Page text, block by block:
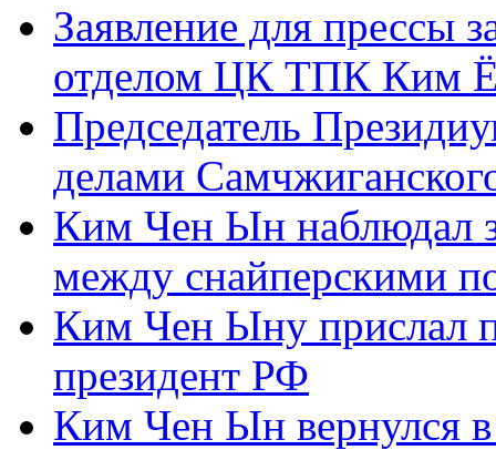
Заявление для прессы
отделом ЦК ТПК Ким
Председатель
делами
Ким Чен Ын наблюдал
между снайперскими
Ким Чен Ыну прислал
президент РФ
Ким Чен Ын вернулся